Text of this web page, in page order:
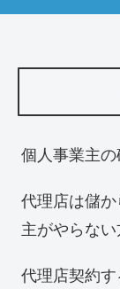
個人事業主
代理店は儲
主がやらな
代理店契約